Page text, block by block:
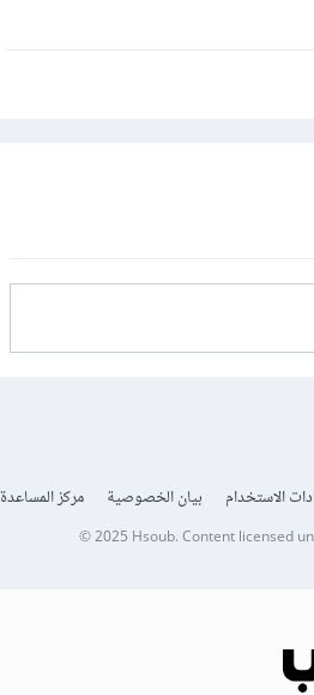
الاستخدام بيان الخصوصية مركز المساعدة
© 2025 Hsoub.Content licensed